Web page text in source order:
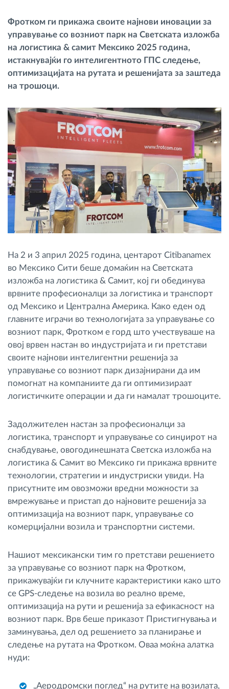
Планирање и следење на рутите
Автоматска идентификација на возачите
Како ја решаваме
Калкулатор за заштеди
Фротком ги прикажа своите најнови иновации за
управување со возниот парк на Светската изложба
на логистика & самит Мексико 2025 година,
истакнувајќи го интелигентното ГПС следење,
оптимизацијата на рутата и решенијата за заштеда
на трошоци.
На 2 и 3 април 2025 година, центарот Citibanamex
во Мексико Сити беше домаќин на Светската
изложба на логистика & Самит, кој ги обединува
врвните професионалци за логистика и транспорт
од Мексико и Централна Америка. Како еден од
главните играчи во технологијата за управување со
возниот парк, Фротком е горд што учествуваше на
овој врвен настан во индустријата и ги претстави
своите најнови интелигентни решенија за
управување со возниот парк дизајнирани да им
помогнат на компаниите да ги оптимизираат
логистичките операции и да ги намалат трошоците.
Задолжителен настан за професионалци за
логистика, транспорт и управување со синџирот на
снабдување, овогодинешната Светска изложба на
логистика & Самит во Мексико ги прикажа врвните
технологии, стратегии и индустриски увиди. На
присутните им овозможи вредни можности за
вмрежување и пристап до најновите решенија за
оптимизација на возниот парк, управување со
комерцијални возила и транспортни системи.
Нашиот мексикански тим го претстави решението
за управување со возниот парк на Фротком,
прикажувајќи ги клучните карактеристики како што
се GPS-следење на возила во реално време,
оптимизација на рути и решенија за ефикасност на
возниот парк. Врв беше приказот Пристигнувања и
заминувања, дел од решението за планирање и
следење на рутата на Фротком. Оваа моќна алатка
нуди:
„Аеродромски поглед“ на рутите на возилата,